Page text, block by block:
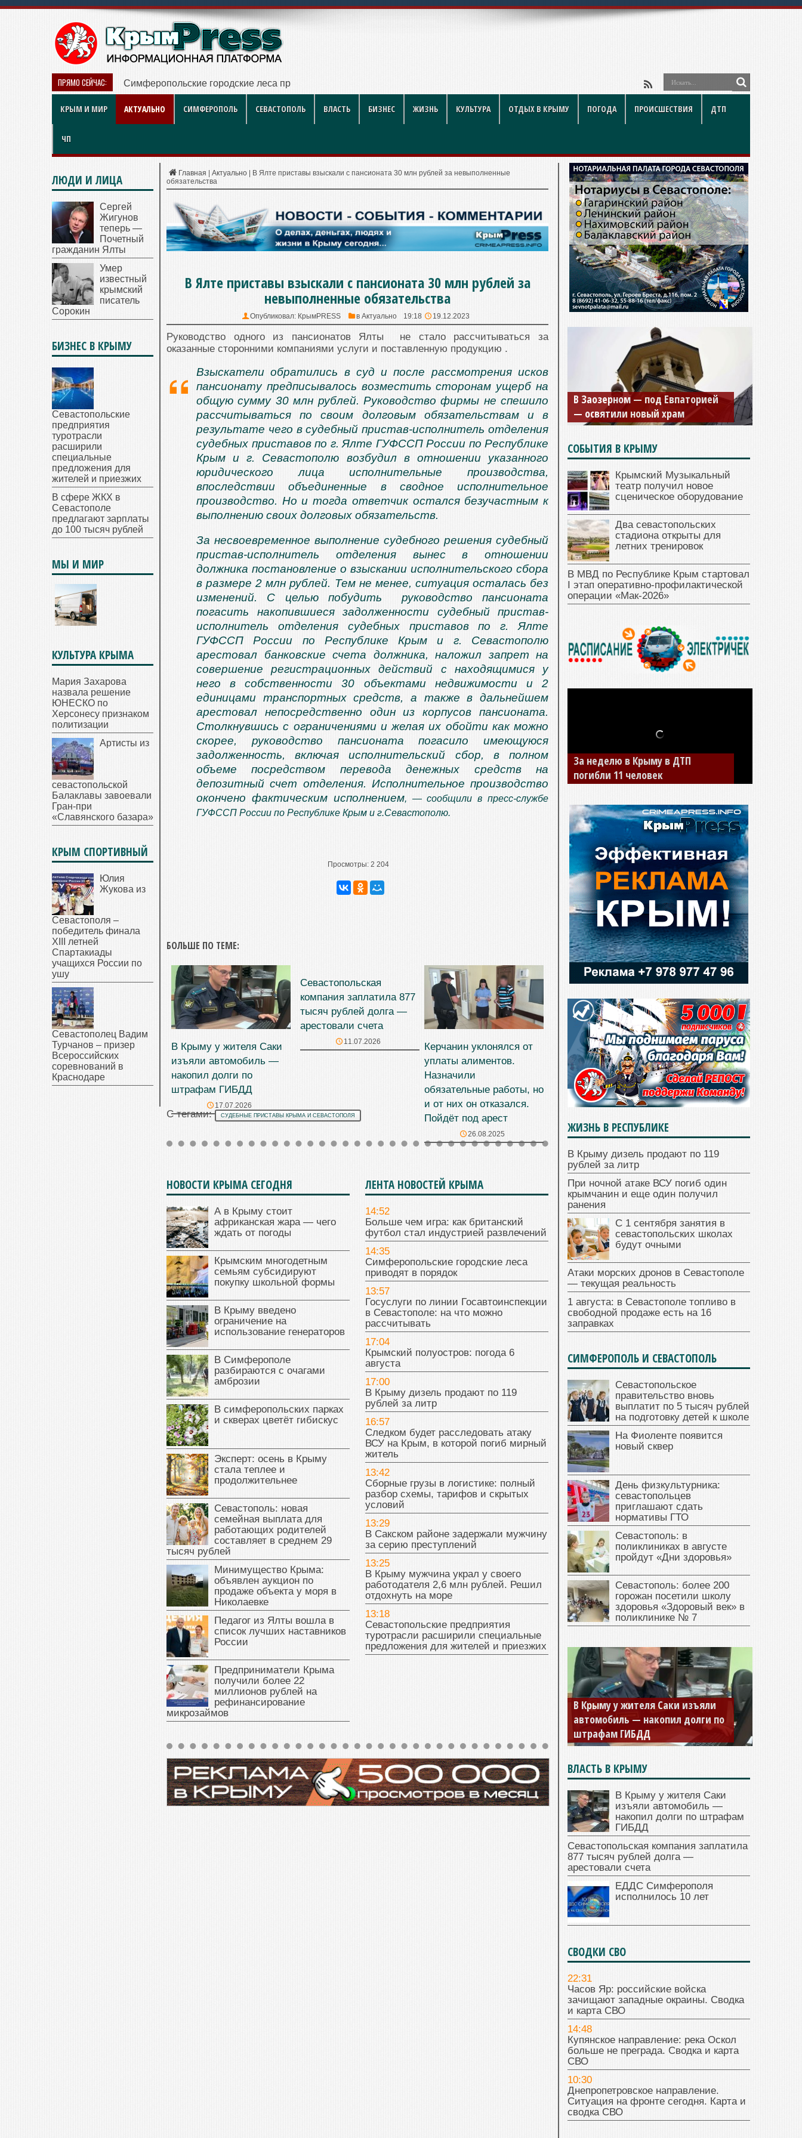
ПРЯМО СЕЙЧАС: Симферопольские городские леса приводят в порядок
КРЫМ И МИР АКТУАЛЬНО СИМФЕРОПОЛЬ СЕВАСТОПОЛЬ ВЛАСТЬ БИЗНЕС ЖИЗНЬ КУЛЬТУРА ОТДЫХ В КРЫМУ ПОГОДА ПРОИСШЕСТВИЯ ДТП
ЧП
Главная Актуально
В Ялте приставы взыскали с пансионата 30 млн рублей за невыполненные
обязательства
В Ялте приставы взыскали с пансионата 30 млн рублей за
невыполненные обязательства
Опубликовал: КрымPRESS в Актуально 19:18 19.12.2023
Руководство одного из пансионатов Ялты не стало рассчитываться за
оказанные сторонними компаниями услуги и поставленную продукцию .
Взыскатели обратились в суд и после рассмотрения исков
пансионату предписывалось возместить сторонам ущерб на
общую сумму 30 млн рублей. Руководство фирмы не спешило
рассчитываться по своим долговым обязательствам и в
результате чего в судебный пристав-исполнитель отделения
судебных приставов по г. Ялте ГУФССП России по Республике
Крым и г. Севастополю возбудил в отношении указанного
юридического лица исполнительные производства,
впоследствии объединенные в сводное исполнительное
производство. Но и тогда ответчик остался безучастным к
выполнению своих долговых обязательств.
За несвоевременное выполнение судебного решения судебный
пристав-исполнитель отделения вынес в отношении
должника постановление о взыскании исполнительского сбора
в размере 2 млн рублей. Тем не менее, ситуация осталась без
изменений. С целью побудить руководство пансионата
погасить накопившиеся задолженности судебный пристав-
исполнитель отделения судебных приставов по г. Ялте
ГУФССП России по Республике Крым и г. Севастополю
арестовал банковские счета должника, наложил запрет на
совершение регистрационных действий с находящимися у
него в собственности 30 объектами недвижимости и 2
единицами транспортных средств, а также в дальнейшем
арестовал непосредственно один из корпусов пансионата.
Столкнувшись с ограничениями и желая их обойти как можно
скорее, руководство пансионата погасило имеющуюся
задолженность, включая исполнительский сбор, в полном
объеме посредством перевода денежных средств на
депозитный счет отделения. Исполнительное производство
окончено фактическим исполнением, — сообщили в пресс-службе
ГУФССП России по Республике Крым и г.Севастополю.
Просмотры: 2 204
БОЛЬШЕ ПО ТЕМЕ:
В Крыму у жителя Саки
изъяли автомобиль —
накопил долги по
штрафам ГИБДД
17.07.2026
Севастопольская
компания заплатила 877
тысяч рублей долга —
арестовали счета
11.07.2026
Керчанин уклонялся от
уплаты алиментов.
Назначили
обязательные работы, но
и от них он отказался.
Пойдёт под арест
26.08.2025
С тегами: СУДЕБНЫЕ ПРИСТАВЫ КРЫМА И СЕВАСТОПОЛЯ
НОВОСТИ КРЫМА СЕГОДНЯ
А в Крыму стоит
африканская жара — чего
ждать от погоды
Крымским многодетным
семьям субсидируют
покупку школьной формы
В Крыму введено
ограничение на
использование генераторов
В Симферополе
разбираются с очагами
амброзии
В симферопольских парках
и скверах цветёт гибискус
Эксперт: осень в Крыму
стала теплее и
продолжительнее
Севастополь: новая
семейная выплата для
работающих родителей
составляет в среднем 29
тысяч рублей
Минимущество Крыма:
объявлен аукцион по
продаже объекта у моря в
Николаевке
Педагог из Ялты вошла в
список лучших наставников
России
Предприниматели Крыма
получили более 22
миллионов рублей на
рефинансирование
микрозаймов
ЛЕНТА НОВОСТЕЙ КРЫМА
14:52
Больше чем игра: как британский
футбол стал индустрией развлечений
14:35
Симферопольские городские леса
приводят в порядок
13:57
Госуслуги по линии Госавтоинспекции
в Севастополе: на что можно
рассчитывать
17:04
Крымский полуостров: погода 6
августа
17:00
В Крыму дизель продают по 119
рублей за литр
16:57
Следком будет расследовать атаку
ВСУ на Крым, в которой погиб мирный
житель
13:42
Сборные грузы в логистике: полный
разбор схемы, тарифов и скрытых
условий
13:29
В Сакском районе задержали мужчину
за серию преступлений
13:25
В Крыму мужчина украл у своего
работодателя 2,6 млн рублей. Решил
отдохнуть на море
13:18
Севастопольские предприятия
туротрасли расширили специальные
предложения для жителей и приезжих
ЛЮДИ И ЛИЦА
Сергей
Жигунов
теперь —
Почетный
гражданин Ялты
Умер
известный
крымский
писатель
Сорокин
БИЗНЕС В КРЫМУ
Севастопольские
предприятия
туротрасли
расширили
специальные
предложения для
жителей и приезжих
В сфере ЖКХ в
Севастополе
предлагают зарплаты
до 100 тысяч рублей
МЫ И МИР
КУЛЬТУРА КРЫМА
Мария Захарова
назвала решение
ЮНЕСКО по
Херсонесу признаком
политизации
Артисты из
севастопольской
Балаклавы завоевали
Гран-при
«Славянского базара»
КРЫМ СПОРТИВНЫЙ
Юлия
Жукова из
Севастополя –
победитель финала
XIII летней
Спартакиады
учащихся России по
ушу
Севастополец Вадим
Турчанов – призер
Всероссийских
соревнований в
Краснодаре
В Заозерном — под Евпаторией
— освятили новый храм
Мужской монастырь Косьмы и
Дамиана в Крыму вновь открыт
для посещения
СОБЫТИЯ В КРЫМУ
Крымский Музыкальный
театр получил новое
сценическое оборудование
Два севастопольских
стадиона открыты для
летних тренировок
В МВД по Республике Крым стартовал
I этап оперативно‑профилактической
операции «Мак‑2026»
За неделю в Крыму в ДТП
погибли 11 человек
В Джанкое водитель ВАЗа сбил
двух детей на «зебре»
ЖИЗНЬ В РЕСПУБЛИКЕ
В Крыму дизель продают по 119
рублей за литр
При ночной атаке ВСУ погиб один
крымчанин и еще один получил
ранения
С 1 сентября занятия в
севастопольских школах
будут очными
Атаки морских дронов в Севастополе
— текущая реальность
1 августа: в Севастополе топливо в
свободной продаже есть на 16
заправках
СИМФЕРОПОЛЬ И СЕВАСТОПОЛЬ
Севастопольское
правительство вновь
выплатит по 5 тысяч рублей
на подготовку детей к школе
На Фиоленте появится
новый сквер
День физкультурника:
севастопольцев
приглашают сдать
нормативы ГТО
Севастополь: в
поликлиниках в августе
пройдут «Дни здоровья»
Севастополь: более 200
горожан посетили школу
здоровья «Здоровый век» в
поликлинике № 7
В Крыму у жителя Саки изъяли
автомобиль — накопил долги по
штрафам ГИБДД
Севастопольская компания
заплатила 877 тысяч рублей
долга — арестовали счета
ВЛАСТЬ В КРЫМУ
В Крыму у жителя Саки
изъяли автомобиль —
накопил долги по штрафам
ГИБДД
Севастопольская компания заплатила
877 тысяч рублей долга —
арестовали счета
ЕДДС Симферополя
исполнилось 10 лет
СВОДКИ СВО
22:31
Часов Яр: российские войска
зачищают западные окраины. Сводка
и карта СВО
14:48
Купянское направление: река Оскол
больше не преграда. Сводка и карта
СВО
10:30
Днепропетровское направление.
Ситуация на фронте сегодня. Карта и
сводка СВО